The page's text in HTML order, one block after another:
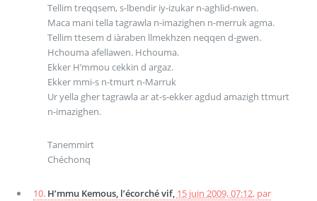
Tellim treqqsem, s-lbendir iy-izukar n-aghlid-nwen.
Maca mani tella tagrawla n-imazighen n-merruk agma.
Tellim ttesem d iàraben llmekhzen neqqen d-gwen.
Hchouma afellawen. Hchouma.
Ekker H’mmou cekkin d argaz.
Ekker mmi-s n-tmurt n-Marruk
Ur yella gher tagrawla ar at-s-ekker agdud amazigh ttmurt
n-imazighen.
Tanemmirt
Chéchonq
10. H’mmu Kemous, l’écorché vif, 15 juin 2009, 07:12, par